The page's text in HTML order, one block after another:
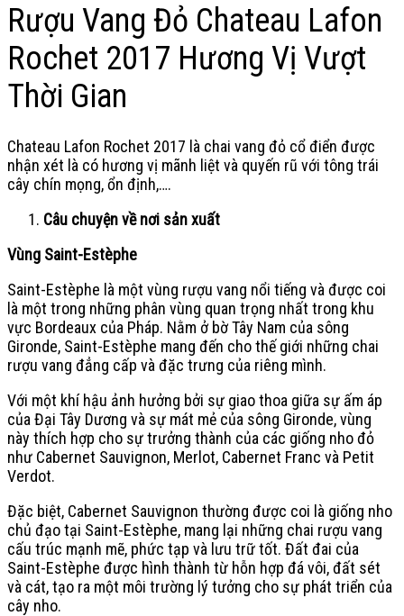
Rượu Vang Đỏ Chateau Lafon
Rochet 2017 Hương Vị Vượt
Thời Gian
Chateau Lafon Rochet 2017 là chai vang đỏ cổ điển được
nhận xét là có hương vị mãnh liệt và quyến rũ với tông trái
cây chín mọng, ổn định,….
Câu chuyện về nơi sản xuất
Vùng Saint-Estèphe
Saint-Estèphe là một vùng rượu vang nổi tiếng và được coi
là một trong những phân vùng quan trọng nhất trong khu
vực Bordeaux của Pháp. Nằm ở bờ Tây Nam của sông
Gironde, Saint-Estèphe mang đến cho thế giới những chai
rượu vang đẳng cấp và đặc trưng của riêng mình.
Với một khí hậu ảnh hưởng bởi sự giao thoa giữa sự ấm áp
của Đại Tây Dương và sự mát mẻ của sông Gironde, vùng
này thích hợp cho sự trưởng thành của các giống nho đỏ
như Cabernet Sauvignon, Merlot, Cabernet Franc và Petit
Verdot.
Đặc biệt, Cabernet Sauvignon thường được coi là giống nho
chủ đạo tại Saint-Estèphe, mang lại những chai rượu vang
cấu trúc mạnh mẽ, phức tạp và lưu trữ tốt. Đất đai của
Saint-Estèphe được hình thành từ hỗn hợp đá vôi, đất sét
và cát, tạo ra một môi trường lý tưởng cho sự phát triển của
cây nho.